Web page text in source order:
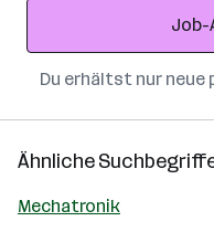
Job-
Du erhältst nur neue
Ähnliche
Mechatronik